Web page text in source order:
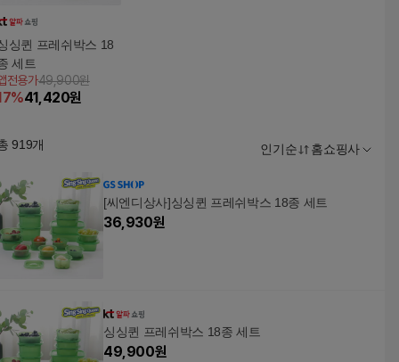
싱퀸 프레쉬박스 18
세트
전용가49,900원
%41,420원
919개 인기순 홈쇼핑사
[씨엔디상사]싱싱퀸 프레쉬박스 18종 세트
36,930원
싱싱퀸 프레쉬박스 18종 세트
49,900원